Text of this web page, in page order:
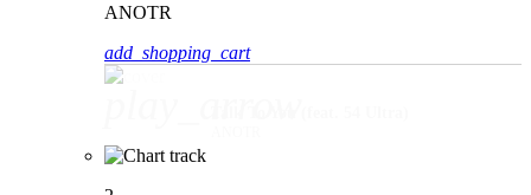
ANOTR
add_shopping_cart